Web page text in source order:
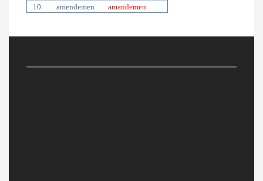
10
amendemen amandemen